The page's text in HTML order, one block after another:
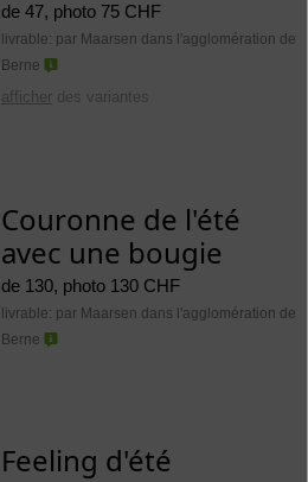
de 47, photo 75 CHF
livrable: par Maarsen dans l'agglomération de
Berne
afficher des variantes
Couronne de l'été
avec une bougie
de 130, photo 130 CHF
livrable: par Maarsen dans l'agglomération de
Berne
Feeling d'été